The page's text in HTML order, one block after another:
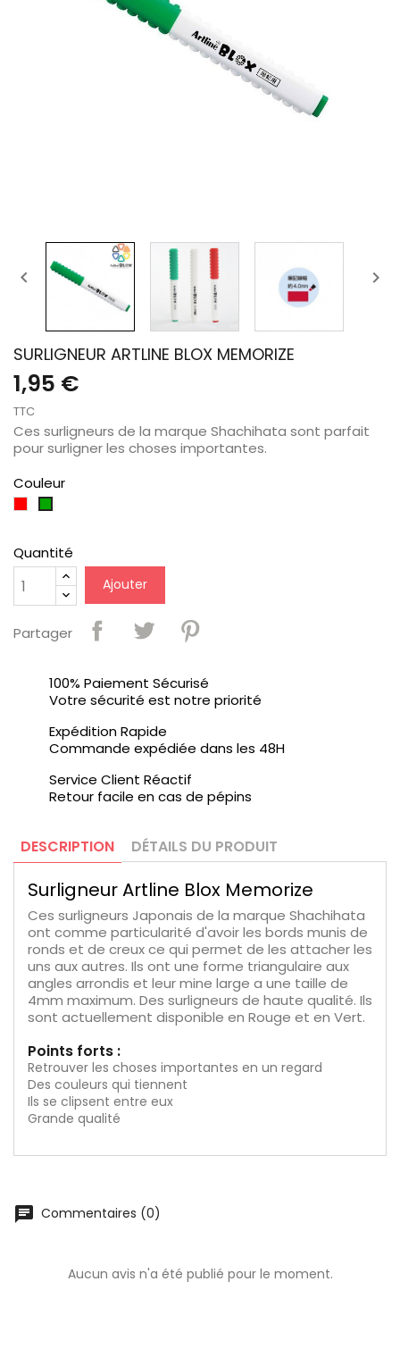
 
SURLIGNEUR ARTLINE BLOX MEMORIZE
1,95 €
TTC
Ces surligneurs de la marque Shachihata sont parfait
pour surligner les choses importantes.
Couleur
RougeVert
Quantité
Ajouter
Partager
100% Paiement Sécurisé
Votre sécurité est notre priorité
Expédition Rapide
Commande expédiée dans les 48H
Service Client Réactif
Retour facile en cas de pépins
DESCRIPTION DÉTAILS DU PRODUIT
Surligneur Artline Blox Memorize
Ces surligneurs Japonais de la marque Shachihata
ont comme particularité d'avoir les bords munis de
ronds et de creux ce qui permet de les attacher les
uns aux autres. Ils ont une forme triangulaire aux
angles arrondis et leur mine large a une taille de
4mm maximum. Des surligneurs de haute qualité. Ils
sont actuellement disponible en Rouge et en Vert.
Points forts :
Retrouver les choses importantes en un regard
Des couleurs qui tiennent
Ils se clipsent entre eux
Grande qualité
chat Commentaires (0)
Aucun avis n'a été publié pour le moment.